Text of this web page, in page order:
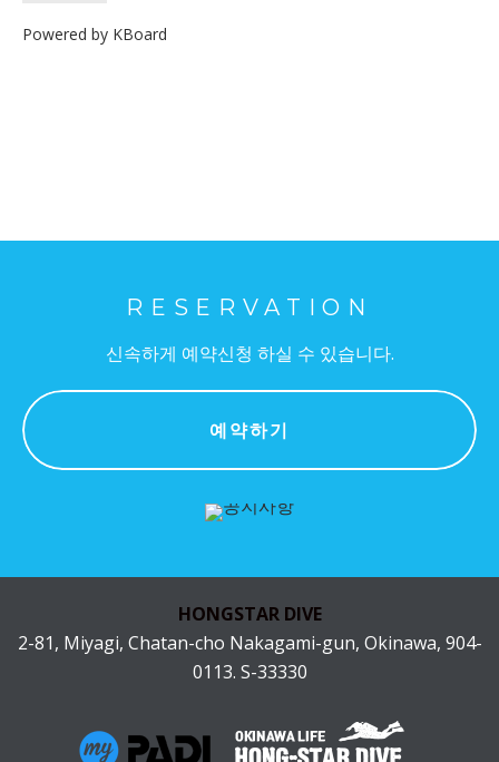
Powered by KBoard
RESERVATION
신속하게 예약신청 하실 수 있습니다.
예약하기
HONGSTAR DIVE
2-81, Miyagi, Chatan-cho Nakagami-gun, Okinawa, 904-
0113. S-33330